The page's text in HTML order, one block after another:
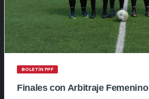
BOLETÍN FPF
Finales con Arbitraje Femenino